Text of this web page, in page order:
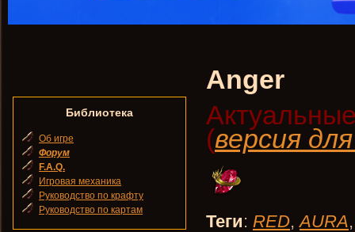
Anger
(версия
Теги: RED,AURA
Библиотека
Об игре
Форум
F.A.Q.
Игровая механика
Руководство по крафту
Руководство по картам